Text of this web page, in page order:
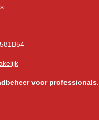
voor professionals.